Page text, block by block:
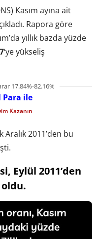
Kasım ayına ait
Rapora göre
yıllık bazda yüzde
‘ye yükseliş
17.84%-82.16%
Para ile
Kazanın
Aralık 2011’den bu
Eylül 2011’den